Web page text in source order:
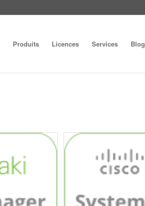
Produits Licences Services Blog